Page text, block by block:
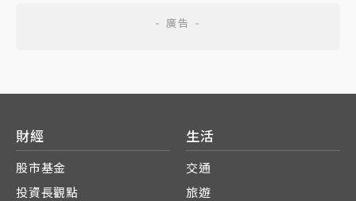
財經
股市基金
投資長觀點
生活
交通
旅遊